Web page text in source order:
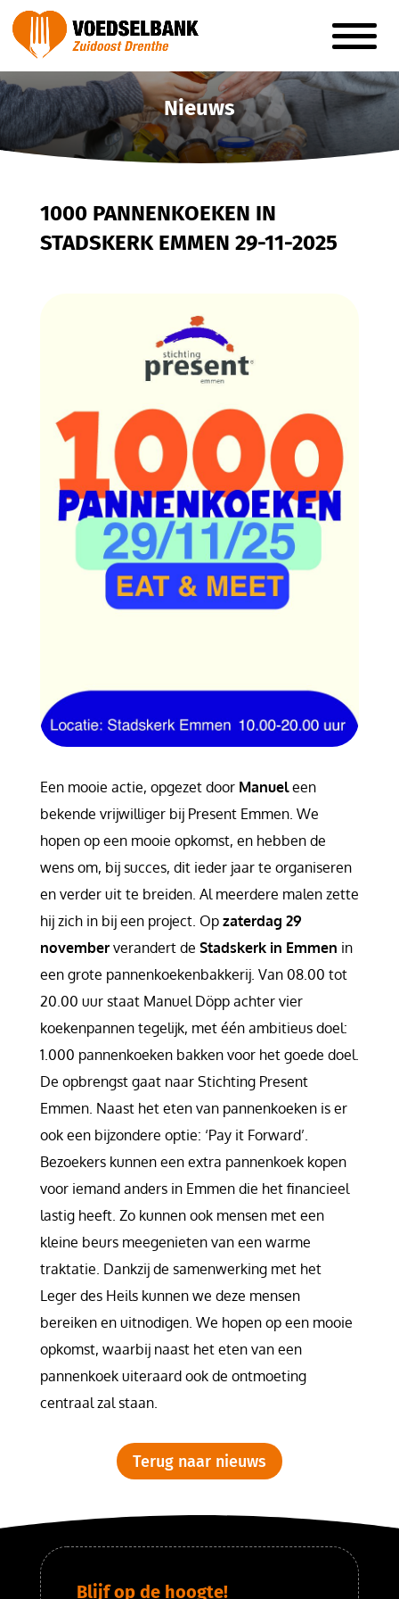
Nieuws
1000 PANNENKOEKEN IN
STADSKERK EMMEN 29-11-2025
Een mooie actie, opgezet door Manueleen
bekende vrijwilliger bij Present Emmen. We
hopen op een mooie opkomst, en hebben de
wens om, bij succes, dit ieder jaar te organiseren
en verder uit te breiden. Al meerdere malen zette
hij zich in bij een project. Op zaterdag 29
novemberverandert de Stadskerk in Emmen in
een grote pannenkoekenbakkerij. Van 08.00 tot
20.00 uur staat Manuel Döpp achter vier
koekenpannen tegelijk, met één ambitieus doel:
1.000 pannenkoeken bakken voor het goede doel.
De opbrengst gaat naar Stichting Present
Emmen. Naast het eten van pannenkoeken is er
ook een bijzondere optie: ‘Pay it Forward’.
Bezoekers kunnen een extra pannenkoek kopen
voor iemand anders in Emmen die het financieel
lastig heeft. Zo kunnen ook mensen met een
kleine beurs meegenieten van een warme
traktatie. Dankzij de samenwerking met het
Leger des Heils kunnen we deze mensen
bereiken en uitnodigen. We hopen op een mooie
opkomst, waarbij naast het eten van een
pannenkoek uiteraard ook de ontmoeting
centraal zal staan.
Terug naar nieuws
Blijf op de hoogte!